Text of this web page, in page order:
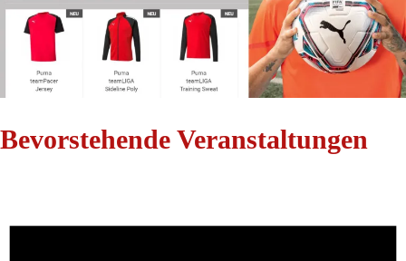
Bevorstehende Veranstaltungen